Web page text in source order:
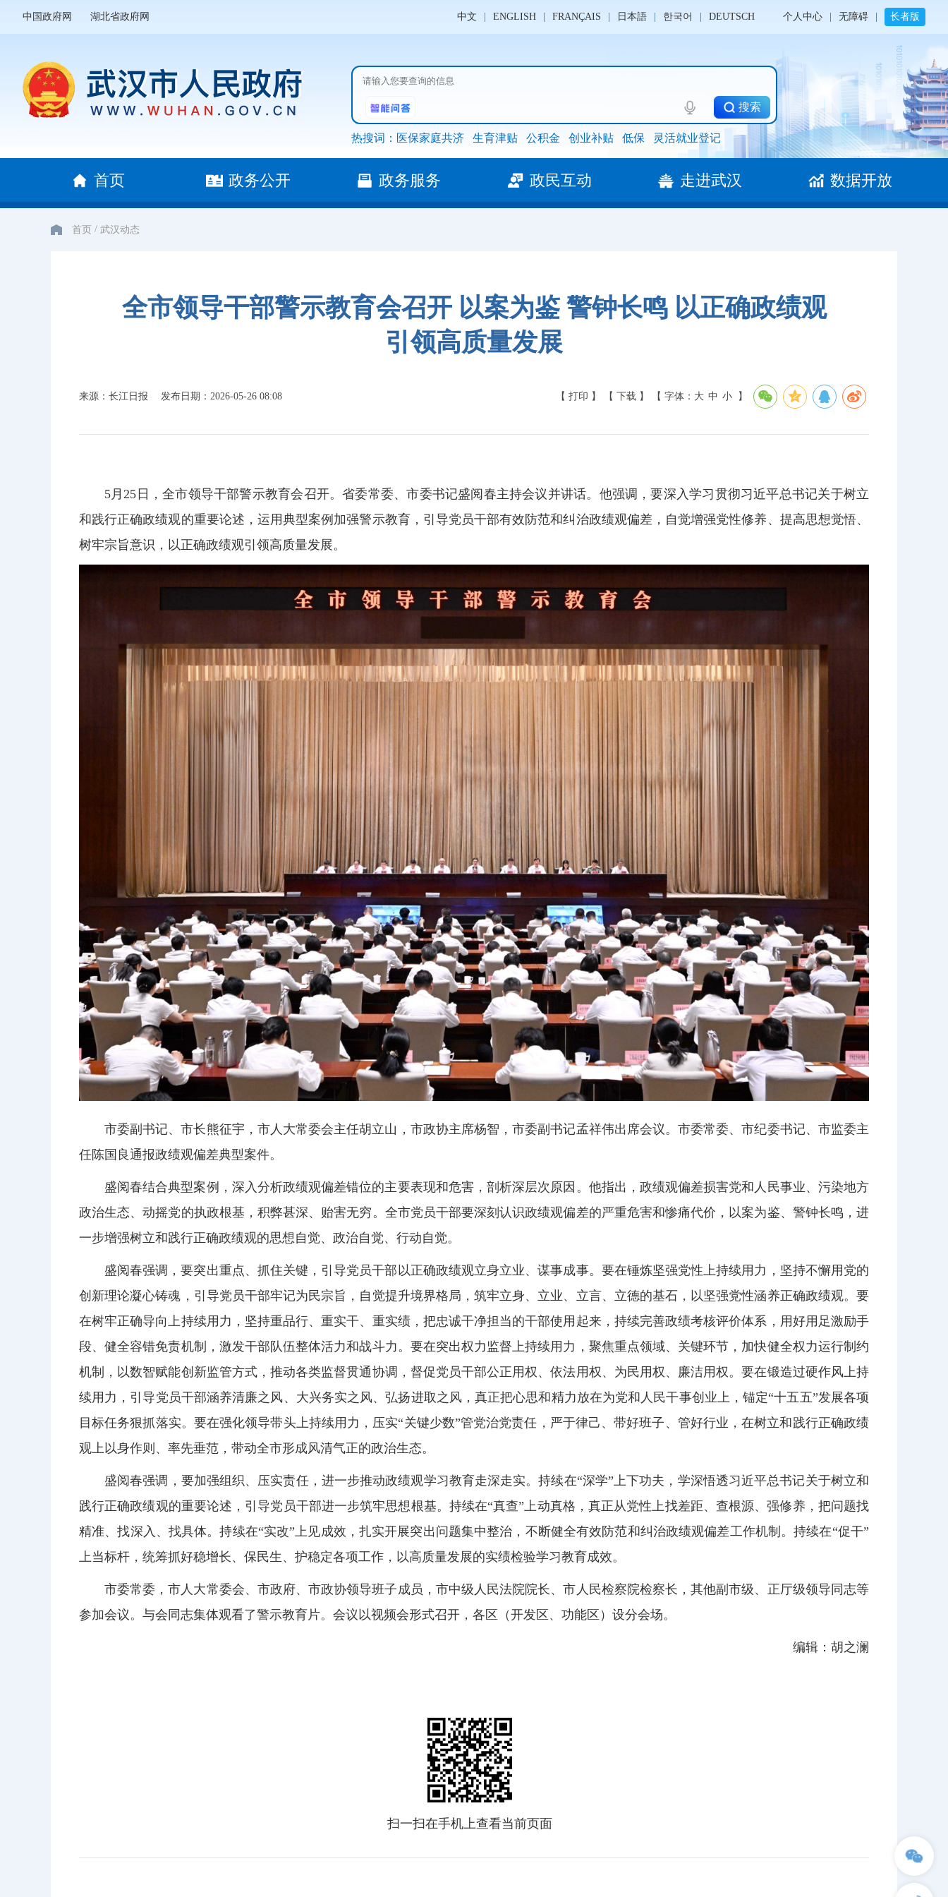
中国政府网 湖北省政府网 中文 ENGLISH FRANÇAIS 日本語 한국어 DEUTSCH 个人中心 无障碍 长者版
搜索
热搜词： 医保家庭共济 生育津贴 公积金 创业补贴 低保 灵活就业登记
首页 政务公开 政务服务 政民互动 走进武汉 数据开放
首页 / 武汉动态
全市领导干部警示教育会召开 以案为鉴 警钟长鸣 以正确政绩观
引领高质量发展
来源：长江日报 发布日期：2026-05-26 08:08 【 打印 】 【 下载 】 【 字体： 大 中 小 】
5月25日，全市领导干部警示教育会召开。省委常委、市委书记盛阅春主持会议并讲话。他强调，要深入学习贯彻习近平总书记关于树立
和践行正确政绩观的重要论述，运用典型案例加强警示教育，引导党员干部有效防范和纠治政绩观偏差，自觉增强党性修养、提高思想觉悟、
树牢宗旨意识，以正确政绩观引领高质量发展。
市委副书记、市长熊征宇，市人大常委会主任胡立山，市政协主席杨智，市委副书记孟祥伟出席会议。市委常委、市纪委书记、市监委主
任陈国良通报政绩观偏差典型案件。
盛阅春结合典型案例，深入分析政绩观偏差错位的主要表现和危害，剖析深层次原因。他指出，政绩观偏差损害党和人民事业、污染地方
政治生态、动摇党的执政根基，积弊甚深、贻害无穷。全市党员干部要深刻认识政绩观偏差的严重危害和惨痛代价，以案为鉴、警钟长鸣，进
一步增强树立和践行正确政绩观的思想自觉、政治自觉、行动自觉。
盛阅春强调，要突出重点、抓住关键，引导党员干部以正确政绩观立身立业、谋事成事。要在锤炼坚强党性上持续用力，坚持不懈用党的
创新理论凝心铸魂，引导党员干部牢记为民宗旨，自觉提升境界格局，筑牢立身、立业、立言、立德的基石，以坚强党性涵养正确政绩观。要
在树牢正确导向上持续用力，坚持重品行、重实干、重实绩，把忠诚干净担当的干部使用起来，持续完善政绩考核评价体系，用好用足激励手
段、健全容错免责机制，激发干部队伍整体活力和战斗力。要在突出权力监督上持续用力，聚焦重点领域、关键环节，加快健全权力运行制约
机制，以数智赋能创新监管方式，推动各类监督贯通协调，督促党员干部公正用权、依法用权、为民用权、廉洁用权。要在锻造过硬作风上持
续用力，引导党员干部涵养清廉之风、大兴务实之风、弘扬进取之风，真正把心思和精力放在为党和人民干事创业上，锚定“十五五”发展各项
目标任务狠抓落实。要在强化领导带头上持续用力，压实“关键少数”管党治党责任，严于律己、带好班子、管好行业，在树立和践行正确政绩
观上以身作则、率先垂范，带动全市形成风清气正的政治生态。
盛阅春强调，要加强组织、压实责任，进一步推动政绩观学习教育走深走实。持续在“深学”上下功夫，学深悟透习近平总书记关于树立和
践行正确政绩观的重要论述，引导党员干部进一步筑牢思想根基。持续在“真查”上动真格，真正从党性上找差距、查根源、强修养，把问题找
精准、找深入、找具体。持续在“实改”上见成效，扎实开展突出问题集中整治，不断健全有效防范和纠治政绩观偏差工作机制。持续在“促干”
上当标杆，统筹抓好稳增长、保民生、护稳定各项工作，以高质量发展的实绩检验学习教育成效。
市委常委，市人大常委会、市政府、市政协领导班子成员，市中级人民法院院长、市人民检察院检察长，其他副市级、正厅级领导同志等
参加会议。与会同志集体观看了警示教育片。会议以视频会形式召开，各区（开发区、功能区）设分会场。
编辑：胡之澜
扫一扫在手机上查看当前页面